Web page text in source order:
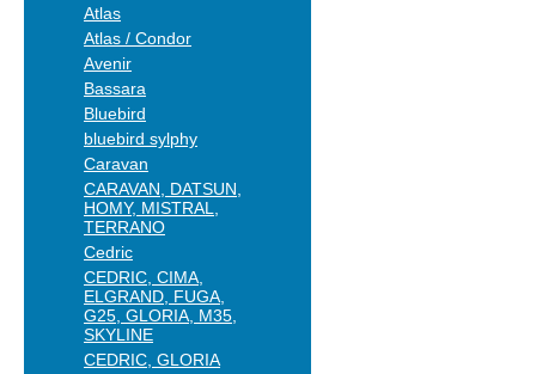
Atlas
Atlas / Condor
Avenir
Bassara
Bluebird
bluebird sylphy
Caravan
CARAVAN, DATSUN,
HOMY, MISTRAL,
TERRANO
Cedric
CEDRIC, CIMA,
ELGRAND, FUGA,
G25, GLORIA, M35,
SKYLINE
CEDRIC, GLORIA